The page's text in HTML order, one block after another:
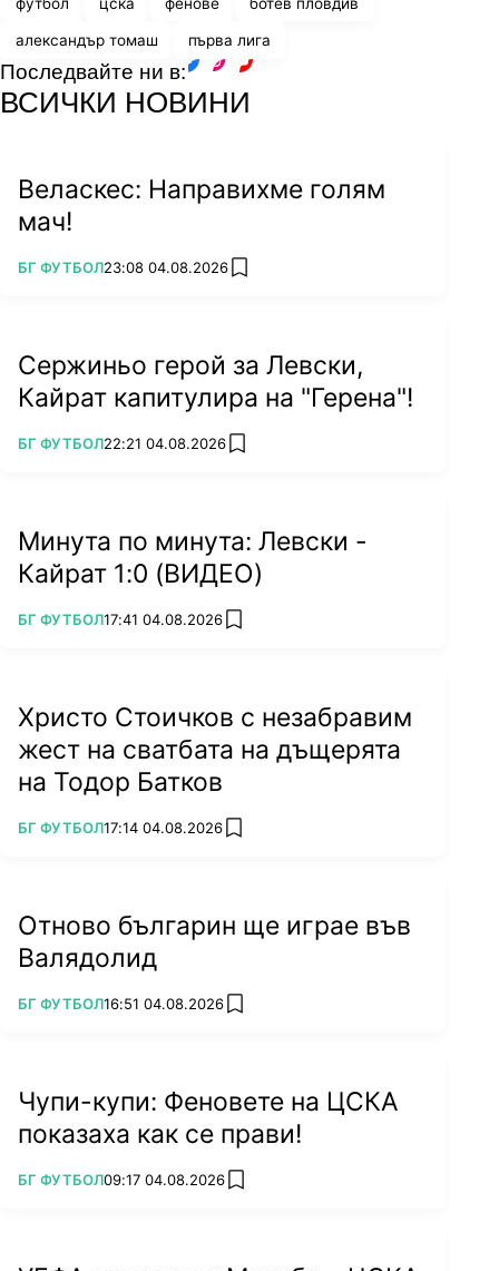
александър томаш първа лига
Последвайте ни в:
ВСИЧКИ НОВИНИ
Веласкес: Направихме голям
мач!
ПОВЕЧЕ ОТ
БГ ФУТБОЛ23:08 04.08.2026 add favorites
Сержиньо герой за Левски,
Кайрат капитулира на "Герена"!
ПОВЕЧЕ ОТ
БГ ФУТБОЛ22:21 04.08.2026 add favorites
Минута по минута: Левски -
Кайрат 1:0 (ВИДЕО)
ПОВЕЧЕ ОТ
БГ ФУТБОЛ17:41 04.08.2026 add favorites
Христо Стоичков с незабравим
жест на сватбата на дъщерята
на Тодор Батков
ПОВЕЧЕ ОТ
БГ ФУТБОЛ17:14 04.08.2026 add favorites
Отново българин ще играе във
Валядолид
ПОВЕЧЕ ОТ
БГ ФУТБОЛ16:51 04.08.2026 add favorites
Чупи-купи: Феновете на ЦСКА
показаха как се прави!
ПОВЕЧЕ ОТ
БГ ФУТБОЛ09:17 04.08.2026 add favorites